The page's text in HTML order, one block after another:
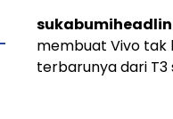
membuat Vivo tak
terbarunya dari T3